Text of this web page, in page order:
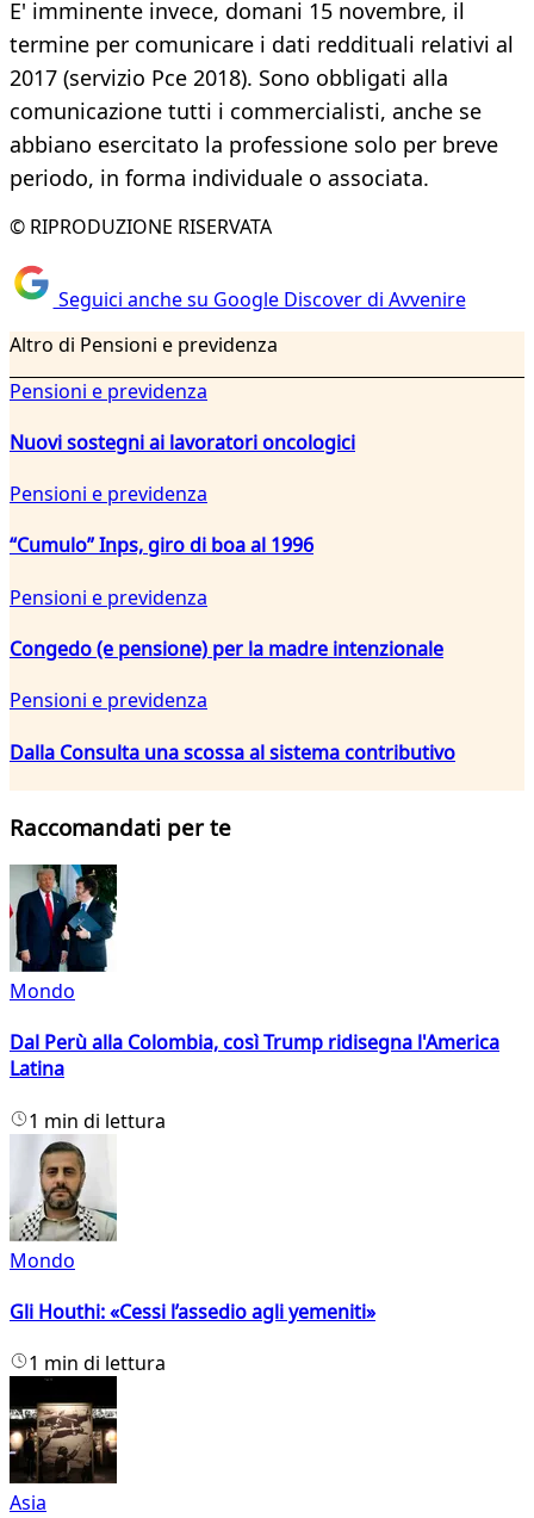
E' imminente invece, domani 15 novembre, il
termine per comunicare i dati reddituali relativi al
2017 (servizio Pce 2018). Sono obbligati alla
comunicazione tutti i commercialisti, anche se
abbiano esercitato la professione solo per breve
periodo, in forma individuale o associata.
© RIPRODUZIONE RISERVATA
Seguici anche su Google Discover di Avvenire
Altro di Pensioni e previdenza
Pensioni e previdenza
Nuovi sostegni ai lavoratori oncologici
Pensioni e previdenza
“Cumulo” Inps, giro di boa al 1996
Pensioni e previdenza
Congedo (e pensione) per la madre intenzionale
Pensioni e previdenza
Dalla Consulta una scossa al sistema contributivo
Raccomandati per te
Mondo
Dal Perù alla Colombia, così Trump ridisegna l'America
Latina
1 min di lettura
Mondo
Gli Houthi: «Cessi l’assedio agli yemeniti»
1 min di lettura
Asia